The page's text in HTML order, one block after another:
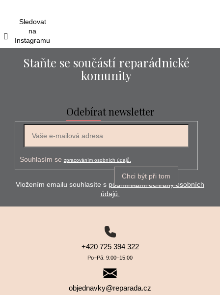
Sledovat
na
Instagramu
Staňte se součástí reparádnické
komunity
Odebírat newsletter
Souhlasím se zpracováním osobních údajů.
Chci být při tom
Vložením emailu souhlasíte s podmínkami ochrany osobních
údajů.
+420 725 394 322
Po–⁠⁠⁠⁠⁠⁠Pá: 9:00–⁠⁠⁠⁠⁠⁠15:00
objednavky@reparada.cz